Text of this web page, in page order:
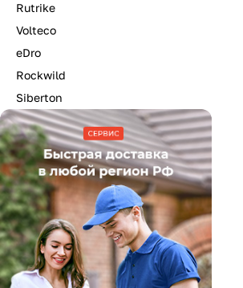
Rutrike
Volteco
eDro
Rockwild
Siberton